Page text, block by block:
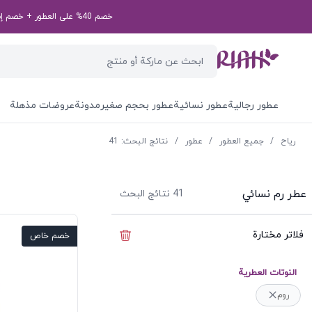
خصم 40% على العطور + خصم إضافي بقيمة 50 درهم إماراتي على طلبك الأول! رمز الخصم الخاص بك: first50aed
عطور رجاليةعطور نسائيةعطور بحجم صغيرمدونةعروضات مذهلة
ریاح / جميع العطور / عطور / نتائج البحث: 41
عطر رم نسائي 41 نتائج البحث
فلاتر مختارة
النوتات العطرية
روم
خصم خاص